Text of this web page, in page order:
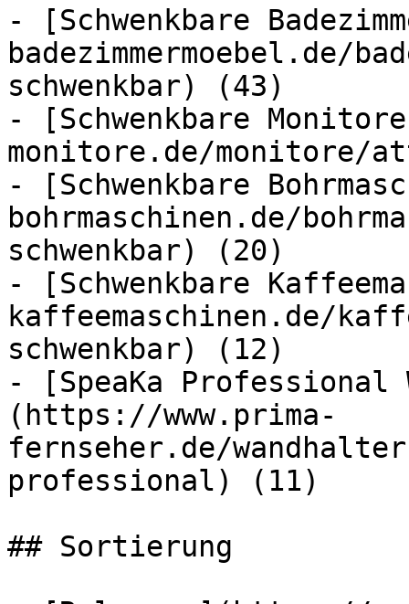
- [Schwenkbare
badezimmermoebel.de/
schwenkbar) (43)
- [Schwenkbare
monitore.de/monitore/
- [Schwenkbare
bohrmaschinen.de/
schwenkbar) (20)
- [Schwenkbare
kaffeemaschinen.de/
schwenkbar) (12)
- [SpeaKa Professional
(https://www.prima-
fernseher.de/
professional) (11)
## Sortierung